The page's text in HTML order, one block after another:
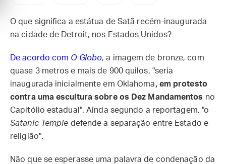
O que significa a estátua de Satã recém-inaugurada
na cidade de Detroit, nos Estados Unidos?
De acordo com O Globo, a imagem de bronze, com
quase 3 metros e mais de 900 quilos, "seria
inaugurada inicialmente em Oklahoma, em protesto
contra uma escultura sobre os Dez Mandamentos no
Capitólio estadual". Ainda segundo a reportagem, "o
Satanic Temple defende a separação entre Estado e
religião".
Não que se esperasse uma palavra de condenação da